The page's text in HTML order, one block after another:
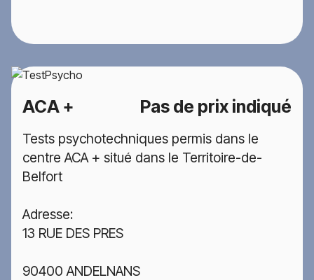
ACA + Pas de prix indiqué
Tests psychotechniques permis dans le
centre ACA + situé dans le Territoire-de-
Belfort
Adresse:
13 RUE DES PRES
90400 ANDELNANS